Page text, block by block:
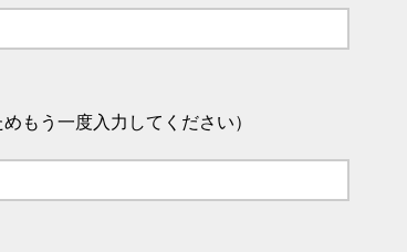
もう一度入力してください）